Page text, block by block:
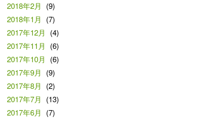
2018年2月
(9)
2018年1月
(7)
2017年12月
(4)
2017年11月
(6)
2017年10月
(6)
2017年9月
(9)
2017年8月
(2)
2017年7月
(13)
2017年6月
(7)